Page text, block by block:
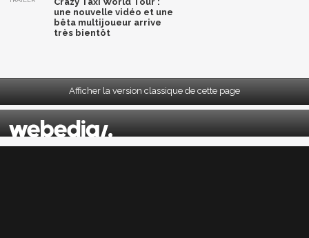
une nouvelle vidéo et une
bêta multijoueur arrive
très bientôt
Afficher la version classique de cette page